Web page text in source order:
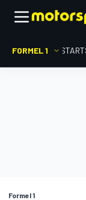
FORMEL 1
Formel 1